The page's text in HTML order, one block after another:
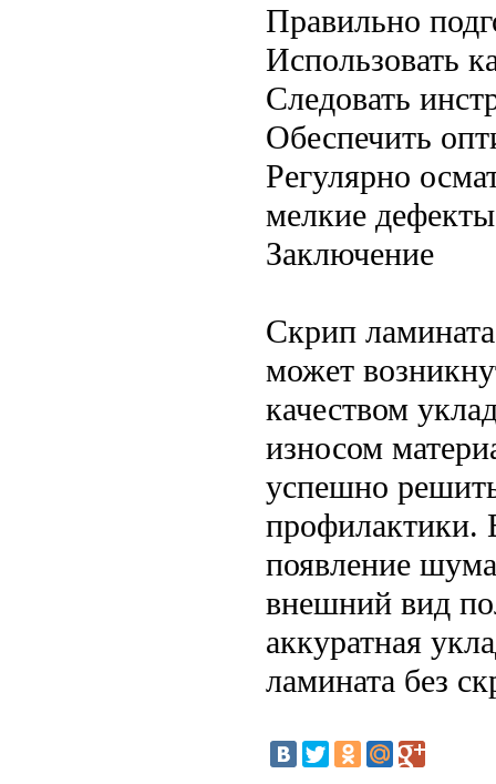
Правильно
Использовать
Следовать
Обеспечить
Регулярно
мелкие
Заключение
Скрип
может
качеством
износом
успешно
профилактики.
появление
внешний вид
аккуратная
ламината без